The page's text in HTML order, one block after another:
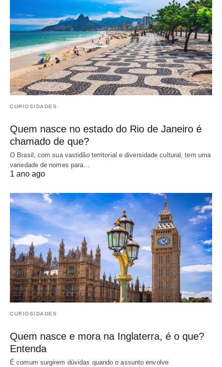
CURIOSIDADES
Quem nasce no estado do Rio de Janeiro é
chamado de que?
O Brasil, com sua vastidão territorial e diversidade cultural, tem uma
variedade de nomes para…
1 ano ago
CURIOSIDADES
Quem nasce e mora na Inglaterra, é o que?
Entenda
É comum surgirem dúvidas quando o assunto envolve